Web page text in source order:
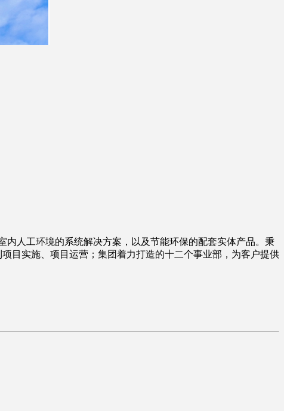
人工环境的系统解决方案，以及节能环保的配套实体产品。秉
目实施、项目运营；集团着力打造的十二个事业部，为客户提供